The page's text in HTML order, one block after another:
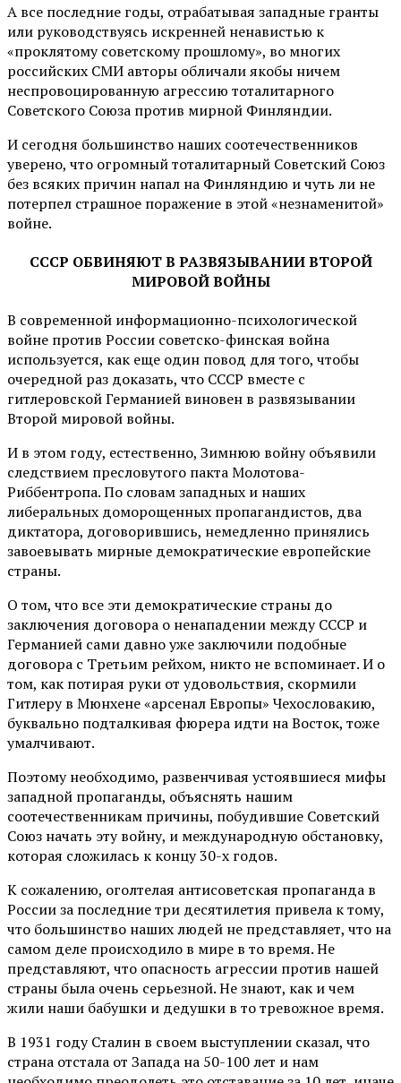
А все последние годы, отрабатывая западные гранты
или руководствуясь искренней ненавистью к
«проклятому советскому прошлому», во многих
российских СМИ авторы обличали якобы ничем
неспровоцированную агрессию тоталитарного
Советского Союза против мирной Финляндии.
И сегодня большинство наших соотечественников
уверено, что огромный тоталитарный Советский Союз
без всяких причин напал на Финляндию и чуть ли не
потерпел страшное поражение в этой «незнаменитой»
войне.
СССР ОБВИНЯЮТ В РАЗВЯЗЫВАНИИ ВТОРОЙ
МИРОВОЙ ВОЙНЫ
В современной информационно-психологической
войне против России советско-финская война
используется, как еще один повод для того, чтобы
очередной раз доказать, что СССР вместе с
гитлеровской Германией виновен в развязывании
Второй мировой войны.
И в этом году, естественно, Зимнюю войну объявили
следствием пресловутого пакта Молотова-
Риббентропа. По словам западных и наших
либеральных доморощенных пропагандистов, два
диктатора, договорившись, немедленно принялись
завоевывать мирные демократические европейские
страны.
О том, что все эти демократические страны до
заключения договора о ненападении между СССР и
Германией сами давно уже заключили подобные
договора с Третьим рейхом, никто не вспоминает. И о
том, как потирая руки от удовольствия, скормили
Гитлеру в Мюнхене «арсенал Европы» Чехословакию,
буквально подталкивая фюрера идти на Восток, тоже
умалчивают.
Поэтому необходимо, развенчивая устоявшиеся мифы
западной пропаганды, объяснять нашим
соотечественникам причины, побудившие Советский
Союз начать эту войну, и международную обстановку,
которая сложилась к концу 30-х годов.
К сожалению, оголтелая антисоветская пропаганда в
России за последние три десятилетия привела к тому,
что большинство наших людей не представляет, что на
самом деле происходило в мире в то время. Не
представляют, что опасность агрессии против нашей
страны была очень серьезной. Не знают, как и чем
жили наши бабушки и дедушки в то тревожное время.
В 1931 году Сталин в своем выступлении сказал, что
страна отстала от Запада на 50-100 лет и нам